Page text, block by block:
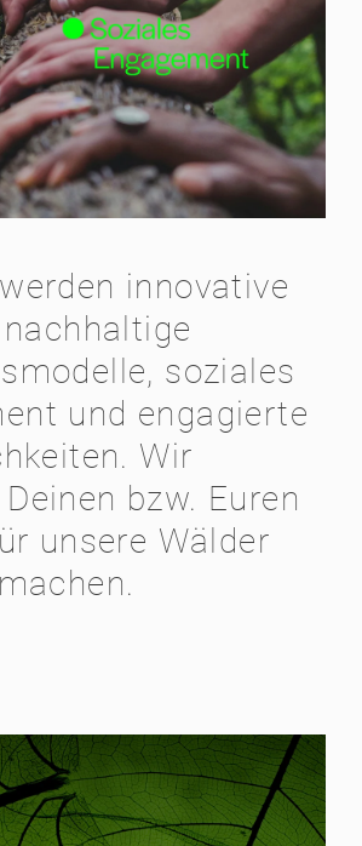
innovative
soziales
und engagierte
Wir
bzw. Euren
unsere Wälder